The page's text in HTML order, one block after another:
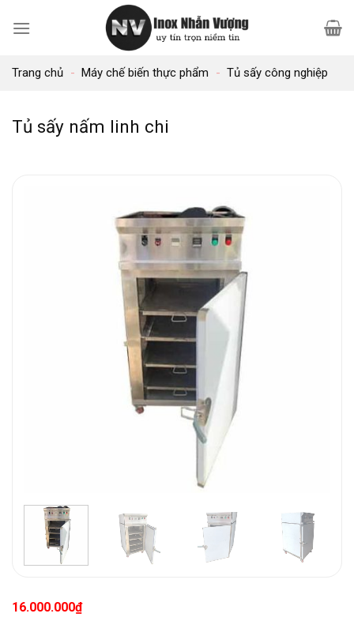
qua
dungTrang chủ - Máy chế biến thực phẩm - Tủ sấy công nghiệp
Tủ sấy nấm linh chi
16.000.000₫